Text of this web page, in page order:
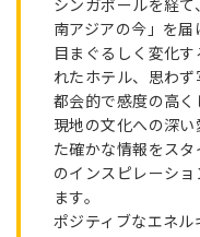
シンガポールを経
南アジアの今」を届
目まぐるしく変化
れたホテル、思わず
都会的で感度の高く
現地の文化への深
た確かな情報をス
のインスピレーシ
ます。
ポジティブなエネ